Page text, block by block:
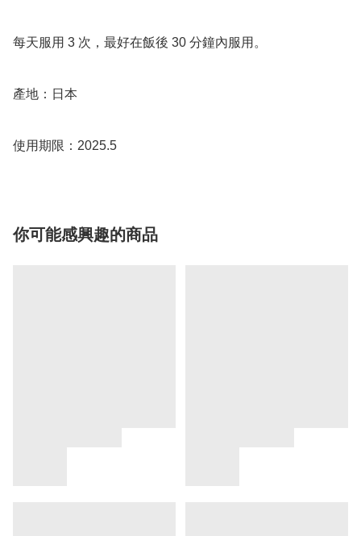
每天服用 3 次，最好在飯後 30 分鐘內服用。
產地：日本
你可能感興趣的商品